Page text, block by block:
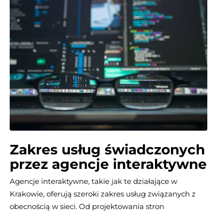
Zakres usług świadczonych
przez agencje interaktywne
Agencje interaktywne, takie jak te działające w
Krakowie, oferują szeroki zakres usług związanych z
obecnością w sieci. Od projektowania stron